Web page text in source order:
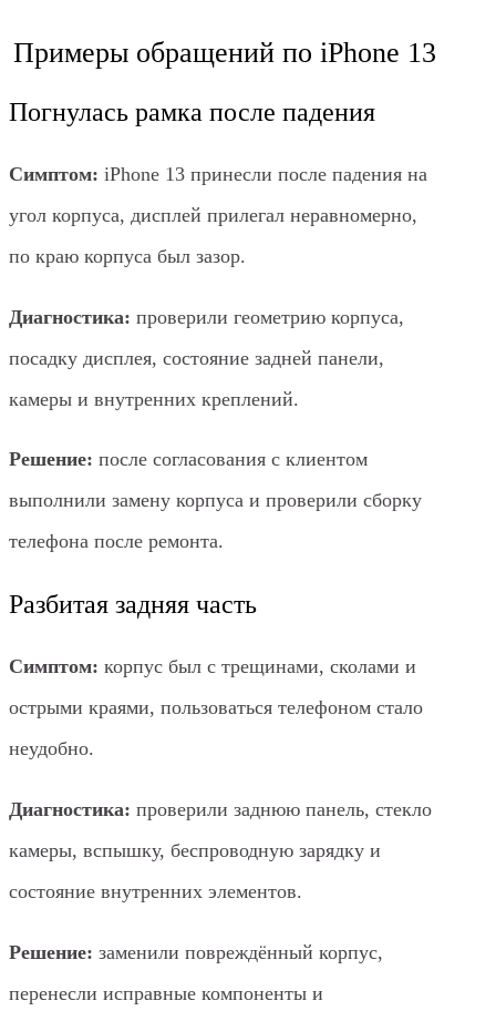
Примеры обращений по iPhone 13
Погнулась рамка после падения
Симптом: iPhone 13 принесли после падения на
угол корпуса, дисплей прилегал неравномерно,
по краю корпуса был зазор.
Диагностика: проверили геометрию корпуса,
посадку дисплея, состояние задней панели,
камеры и внутренних креплений.
Решение: после согласования с клиентом
выполнили замену корпуса и проверили сборку
телефона после ремонта.
Разбитая задняя часть
Симптом: корпус был с трещинами, сколами и
острыми краями, пользоваться телефоном стало
неудобно.
Диагностика: проверили заднюю панель, стекло
камеры, вспышку, беспроводную зарядку и
состояние внутренних элементов.
Решение: заменили повреждённый корпус,
перенесли исправные компоненты и